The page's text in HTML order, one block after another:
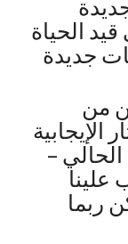
الحياة
جديدة
من
الإيجابية
–
ربما